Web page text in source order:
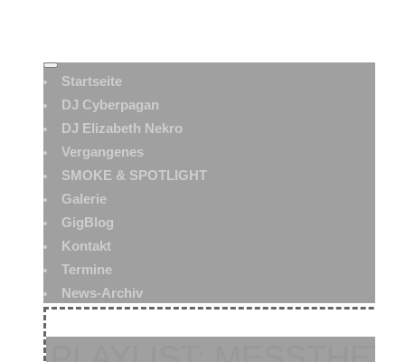
Startseite
DJ Cyberpagan
DJ Elizabeth Nekro
Vergangenes
SMOKE & SPOTLIGHT
Galerie
GigBlog
Kontakt
Termine
News-Archiv